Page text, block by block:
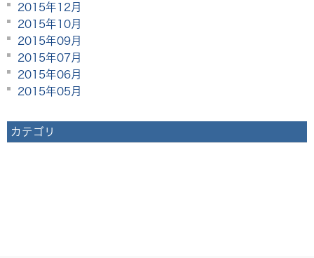
2015年12月
2015年10月
2015年09月
2015年07月
2015年06月
2015年05月
カテゴリ